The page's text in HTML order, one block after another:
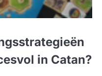
in Catan?